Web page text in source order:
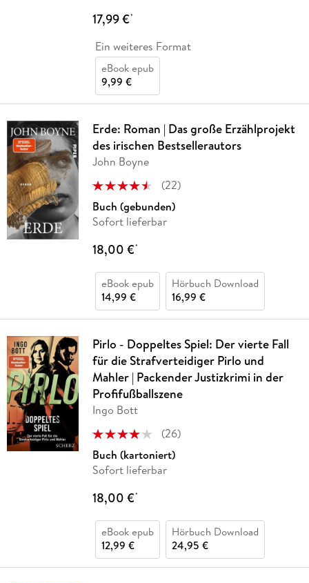
17,99 €*
Ein weiteres Format
eBook epub
9,99 €
Erde: Roman | Das große Erzählprojekt
des irischen Bestsellerautors
John Boyne
(22)
Buch (gebunden)
Sofort lieferbar
18,00 €*
eBook epub
14,99 €
Hörbuch Download
16,99 €
Pirlo - Doppeltes Spiel: Der vierte Fall
für die Strafverteidiger Pirlo und
Mahler | Packender Justizkrimi in der
Profifußballszene
Ingo Bott
(26)
Buch (kartoniert)
Sofort lieferbar
18,00 €*
eBook epub
12,99 €
Hörbuch Download
24,95 €